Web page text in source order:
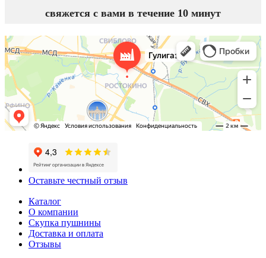
свяжется с вами в течение 10 минут
Оставьте честный отзыв
Каталог
О компании
Скупка пушнины
Доставка и оплата
Отзывы